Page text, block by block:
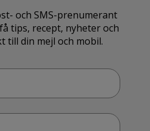
och SMS-prenumerant
tips, recept, nyheter och
till din mejl och mobil.